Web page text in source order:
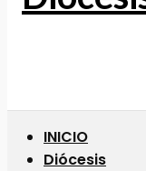
INICIO
Diócesis